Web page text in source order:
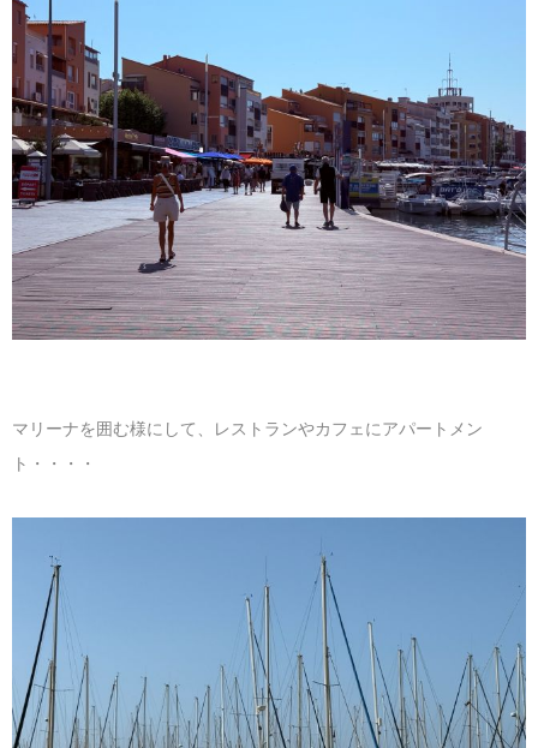
マリーナを囲む様にして、レストランやカフェにアパートメン
ト・・・・